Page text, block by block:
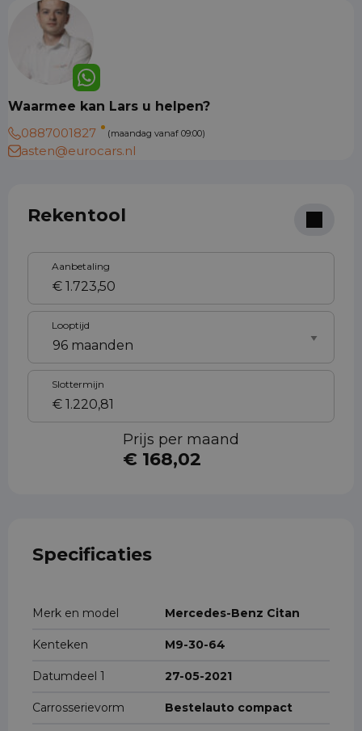
Waarmee kan Lars u helpen?
0887001827
(maandag vanaf 09:00)
asten@eurocars.nl
Rekentool
Aanbetaling
Looptijd
Slottermijn
Prijs per maand
€ 168,02
Specificaties
Merk en model Mercedes-Benz Citan
Kenteken M9-30-64
Datumdeel 1 27-05-2021
Carrosserievorm Bestelauto compact